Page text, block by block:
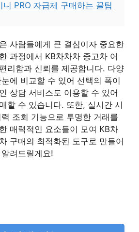
PRO 자급제 구매하는 꿀팁
사람들에게 큰 결심이자 중요한
과정에서 KB차차차 중고차 어
리함과 신뢰를 제공합니다. 다양
에 비교할 수 있어 선택의 폭이
상담 서비스도 이용할 수 있어
할 수 있습니다. 또한, 실시간 시
조회 기능으로 투명한 거래를
매력적인 요소들이 모여 KB차
구매의 최적화된 도구로 만들어
려드릴게요!